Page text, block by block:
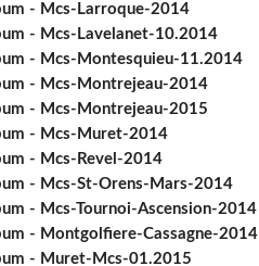
- Mcs-Larroque-2014
- Mcs-Lavelanet-10.2014
- Mcs-Montesquieu-11.2014
- Mcs-Montrejeau-2014
- Mcs-Montrejeau-2015
- Mcs-Muret-2014
- Mcs-Revel-2014
- Mcs-St-Orens-Mars-2014
- Mcs-Tournoi-Ascension-2014
- Montgolfiere-Cassagne-2014
- Muret-Mcs-01.2015